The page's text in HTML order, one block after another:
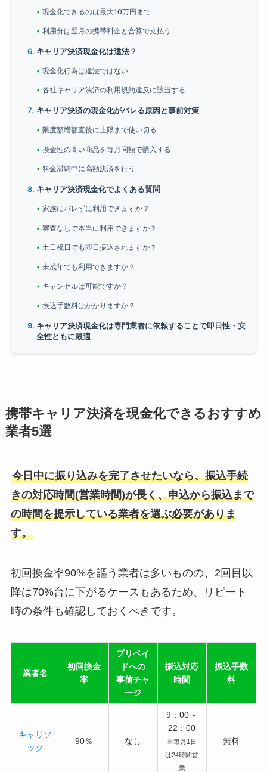
現金化できるのは最大10万円まで
利用分は翌月の携帯料金と合算で支払う
キャリア決済現金化は違法？
現金化行為は違法ではない
各社キャリア決済の利用規約違反に該当する
キャリア決済の現金化がバレる原因と事前対策
限度額増額直後に上限まで使い切る
換金性の高い商品を毎月同額で購入する
料金滞納中に高額決済を行う
キャリア決済現金化でよくある質問
家族にバレずに利用できますか？
審査なしで本当に利用できますか？
土日祝日でも即日振込されますか？
未成年でも利用できますか？
キャンセルは可能ですか？
振込手数料はかかりますか？
キャリア決済現金化は専門業者に依頼することで即日性・安
全性ともに最適
携帯キャリア決済を現金化できるおすすめ
業者5選
今日中に振り込みを完了させたいなら、振込手続
きの対応時間(営業時間)が長く、申込から振込まで
の時間を提示している業者を選ぶ必要がありま
す。
初回換金率90%を謳う業者は多いものの、2回目以
降は70%台に下がるケースもあるため、リピート
時の条件も確認しておくべきです。
業者名
初回換金
率
プリペイ
ドへの
事前チャ
ージ
振込対応
時間
振込手数
料
キャリソ
ック
90％ なし
9：00～
22：00
※毎月1日
は24時間営
業
無料